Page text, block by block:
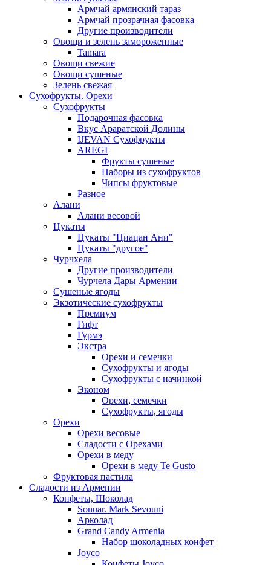
Армчай армянский тараз
Армчай прозрачная фасовка
Другие производители
Овощи и зелень замороженные
Tamara
Овощи свежие
Овощи сушеные
Зелень свежая
Сухофрукты. Орехи
Сухофрукты
Подарочная фасовка
Вкус Араратской Долины
IJEVAN Сухофрукты
AREGI
Фрукты сушеные
Наборы из сухофруктов
Чипсы фруктовые
Разное
Алани
Алани весовой
Цукаты
Цукаты "Циацан Ани"
Цукаты "другое"
Чурчхела
Другие производители
Чурчела Дары Армении
Сушеные ягоды
Экзотические сухофрукты
Премиум
Гифт
Гурмэ
Экстра
Орехи и семечки
Сухофрукты и ягоды
Сухофрукты с начинкой
Эконом
Орехи, семечки
Сухофрукты, ягоды
Орехи
Орехи весовые
Сладости с Орехами
Орехи в меду
Орехи в меду Te Gusto
Фруктовая пастила
Сладости из Армении
Конфеты, Шоколад
Sonuar. Mark Sevouni
Арколад
Grand Candy Armenia
Набор шоколадных конфет
Joyco